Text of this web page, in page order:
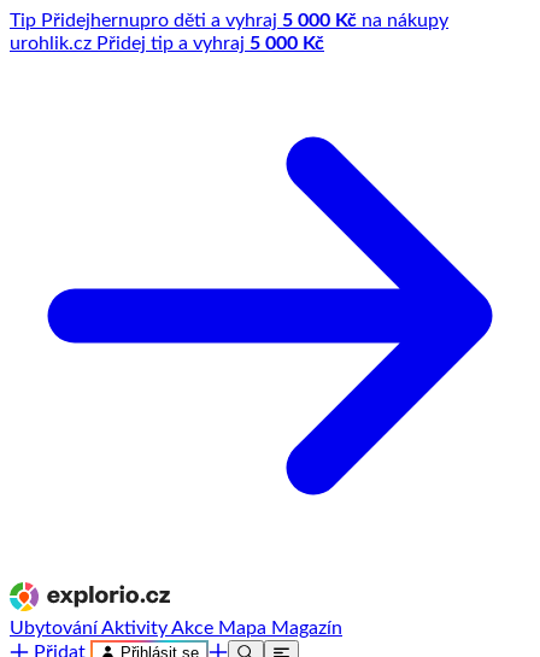
Tip Přidejhernupro děti a vyhraj 5 000 Kč na nákupy
urohlik.cz Přidej tip a vyhraj 5 000 Kč
UbytováníAktivityAkce Mapa Magazín
Přidat
Přihlásit se